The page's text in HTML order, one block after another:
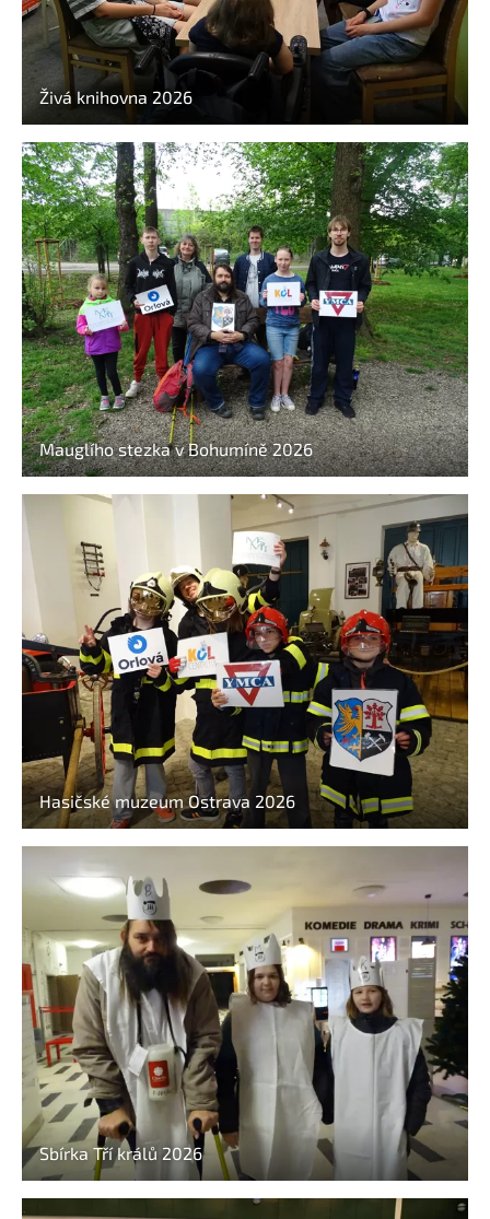
Živá knihovna 2026
Mauglího stezka v Bohumíně 2026
Hasičské muzeum Ostrava 2026
Sbírka Tří králů 2026